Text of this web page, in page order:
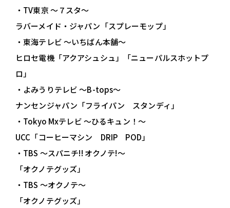
・TV東京 ～７スタ～
ラバーメイド・ジャパン「スプレーモップ」
・東海テレビ ～いちばん本舗～
ヒロセ電機「アクアシュシュ」「ニューパルスホットプ
ロ」
・よみうりテレビ ～B-tops～
ナンセンジャパン「フライパン スタンディ」
・Tokyo Mxテレビ ～ひるキュン！～
UCC「コーヒーマシン DRIP POD」
・TBS ～スパニチ!! オクノテ!～
「オクノテグッズ」
・TBS ～オクノテ～
「オクノテグッズ」